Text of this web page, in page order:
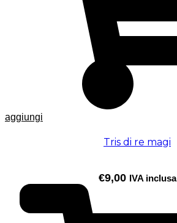
aggiungi
Tris di re magi
€9,00 IVA inclusa